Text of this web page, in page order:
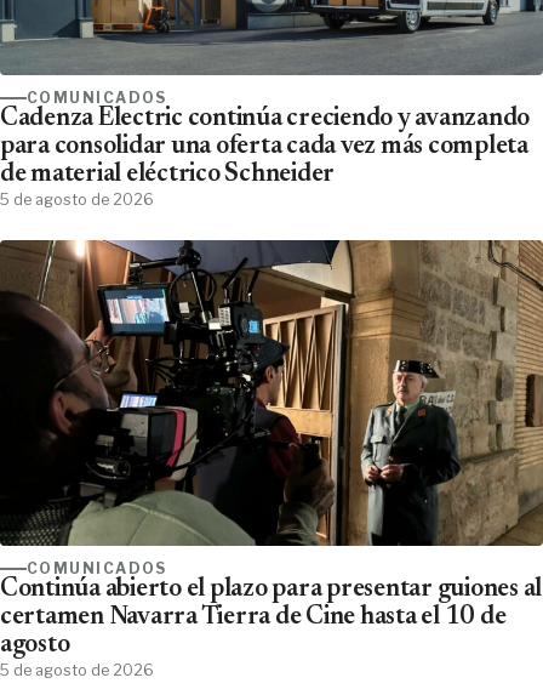
COMUNICADOS
Cadenza Electric continúa creciendo y avanzando
para consolidar una oferta cada vez más completa
de material eléctrico Schneider
5 de agosto de 2026
COMUNICADOS
Continúa abierto el plazo para presentar guiones al
certamen Navarra Tierra de Cine hasta el 10 de
agosto
5 de agosto de 2026